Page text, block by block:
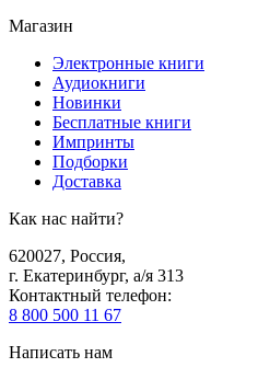
Магазин
Электронные книги
Аудиокниги
Новинки
Бесплатные книги
Импринты
Подборки
Доставка
Как нас найти?
620027, Россия,
г. Екатеринбург, а/я 313
Контактный телефон:
8 800 500 11 67
Написать нам